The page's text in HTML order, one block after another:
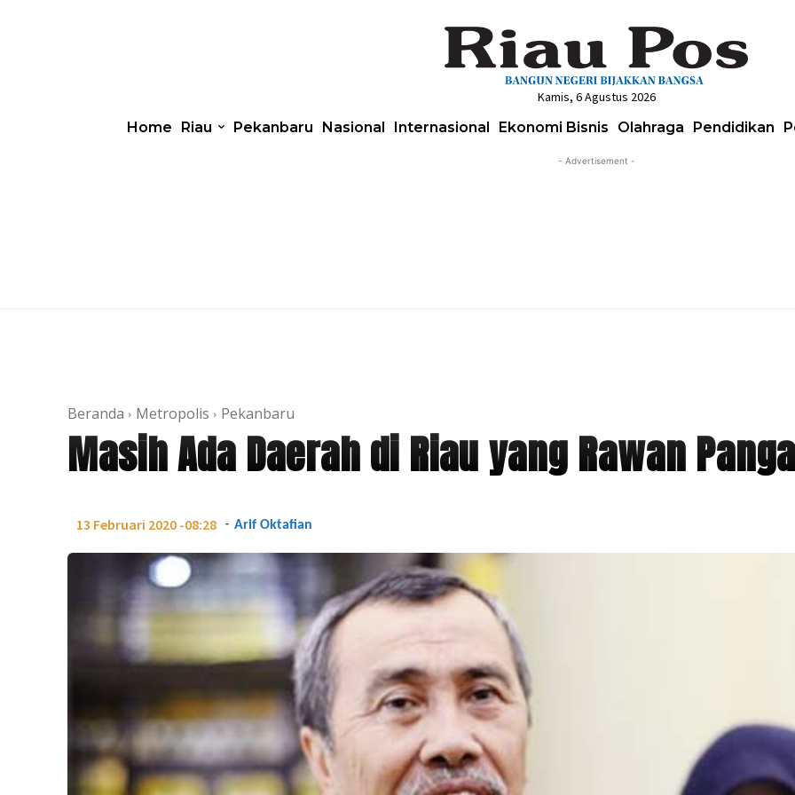
Kamis, 6 Agustus 2026
Home Riau Pekanbaru Nasional Internasional Ekonomi Bisnis Olahraga Pendidikan
- Advertisement -
Beranda Metropolis Pekanbaru
Masih Ada Daerah di Riau yang Rawan
13 Februari 2020 -08:28 - Arif Oktafian